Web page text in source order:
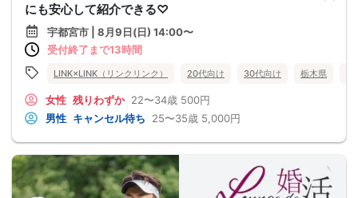
にも安心して紹介できる♡
宇都宮市 | 8月9日(日) 14:00〜
受付終了まで13時間
LINK×LINK（リンクリンク） 20代向け 30代向け 栃木県
女性 残りわずか 22〜34歳 500円
男性 キャンセル待ち 25〜35歳 5,000円